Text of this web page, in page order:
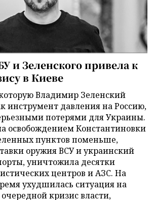
и Зеленского привела к
в Киеве
Владимир Зеленский
инструмент давления на Россию,
потерями для Украины.
освобождением Константиновки
пунктов поменьше,
оружия ВСУ и украинский
уничтожила десятки
центров и АЗС. На
ухудшилась ситуация на
кризис власти,